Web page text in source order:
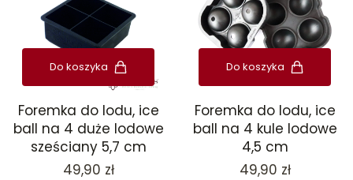
Do koszyka
Foremka do lodu, ice
ball na 4 duże lodowe
sześciany 5,7 cm
Cena
49,90 zł
Do koszyka
Foremka do lodu, ice
ball na 4 kule lodowe
4,5 cm
Cena
49,90 zł